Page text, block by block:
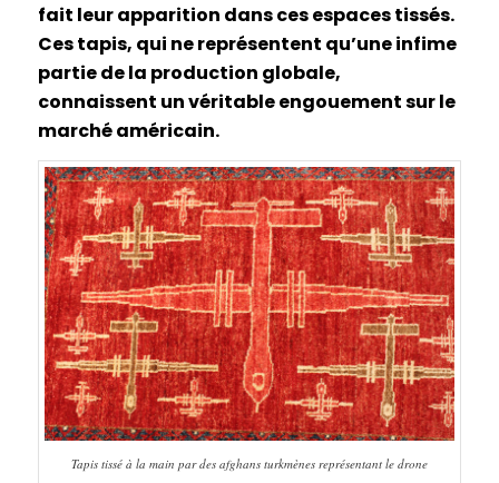
fait leur apparition dans ces espaces tissés.
Ces tapis, qui ne représentent qu’une infime
partie de la production globale,
connaissent un véritable engouement sur le
marché américain.
Tapis tissé à la main par des afghans turkmènes représentant le drone